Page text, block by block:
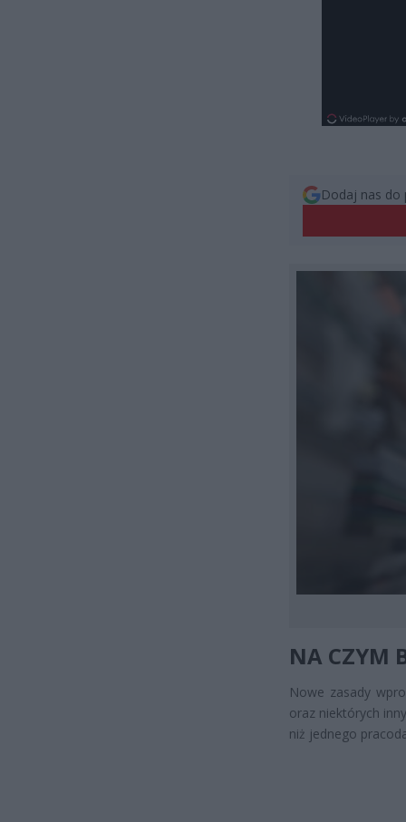
Dodaj nas do
NA CZYM
Nowe zasady
oraz niektórych
niż jednego